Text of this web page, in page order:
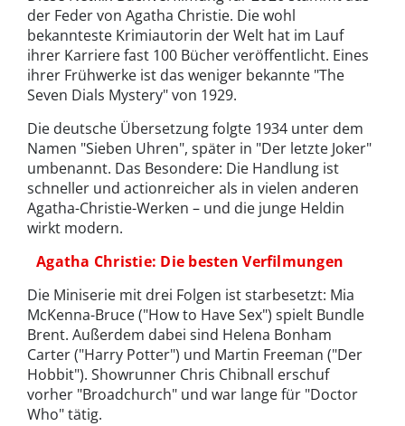
der Feder von Agatha Christie. Die wohl
bekannteste Krimiautorin der Welt hat im Lauf
ihrer Karriere fast 100 Bücher veröffentlicht. Eines
ihrer Frühwerke ist das weniger bekannte "The
Seven Dials Mystery" von 1929.
Die deutsche Übersetzung folgte 1934 unter dem
Namen "Sieben Uhren", später in "Der letzte Joker"
umbenannt. Das Besondere: Die Handlung ist
schneller und actionreicher als in vielen anderen
Agatha-Christie-Werken – und die junge Heldin
wirkt modern.
Agatha Christie: Die besten Verfilmungen
Die Miniserie mit drei Folgen ist starbesetzt: Mia
McKenna-Bruce ("How to Have Sex") spielt Bundle
Brent. Außerdem dabei sind Helena Bonham
Carter ("Harry Potter") und Martin Freeman ("Der
Hobbit"). Showrunner Chris Chibnall erschuf
vorher "Broadchurch" und war lange für "Doctor
Who" tätig.